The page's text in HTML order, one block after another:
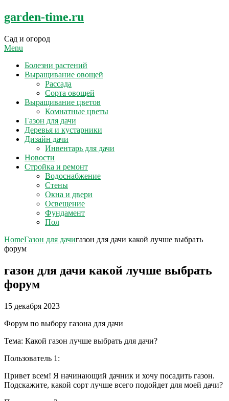
Skip
to
garden-time.ru
Сад и огород
Menu
Болезни растений
Выращивание овощей
Рассада
Сорта овощей
Выращивание цветов
Комнатные цветы
Газон для дачи
Деревья и кустарники
Дизайн дачи
Инвентарь для дачи
Новости
Стройка и ремонт
Водоснабжение
Стены
Окна и двери
Освещение
Фундамент
Пол
HomeГазон для дачигазон для дачи какой лучше выбрать
форум
газон для дачи какой лучше выбрать
форум
15 декабря 2023
Форум по выбору газона для дачи
Тема: Какой газон лучше выбрать для дачи?
Пользователь 1:
Привет всем! Я начинающий дачник и хочу посадить газон.
Подскажите, какой сорт лучше всего подойдет для моей дачи?